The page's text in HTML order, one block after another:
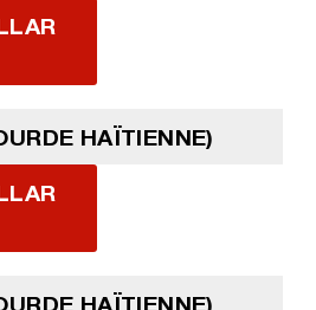
HAÏTIENNE)
HAÏTIENNE)